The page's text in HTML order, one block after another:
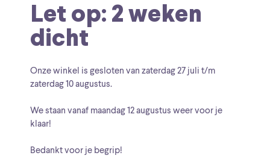
Let op: 2 weken
dicht
Onze winkel is gesloten van zaterdag27 juli t/m
zaterdag 10 augustus.
We staan vanaf maandag 12 augustus weer voor je
klaar!
Bedankt voor je begrip!